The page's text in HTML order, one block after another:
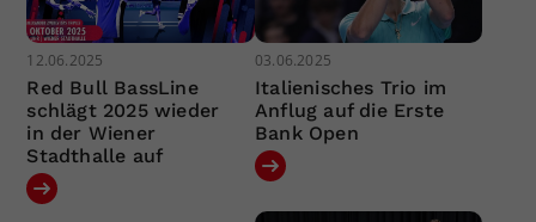
12.06.2025
Red Bull BassLine
schlägt 2025 wieder
in der Wiener
Stadthalle auf
03.06.2025
Italienisches Trio im
Anflug auf die Erste
Bank Open